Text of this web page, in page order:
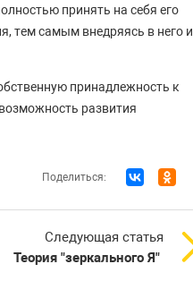
принять на себя его
тем самым внедряясь в него и
принадлежность к
развития
Поделиться:
Следующая статья
Теория "зеркального Я"